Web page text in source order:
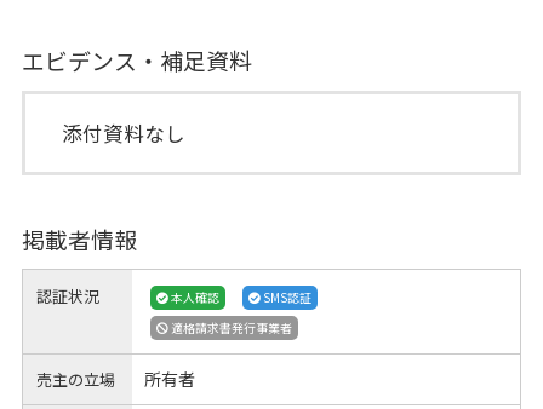
エビデンス・補足資料
添付資料なし
掲載者情報
認証状況 本人確認
SMS認証
適格請求書発行事業者
売主の立場 所有者